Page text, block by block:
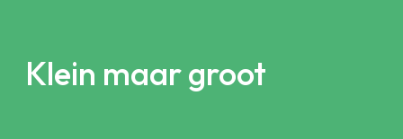
Klein maar groot